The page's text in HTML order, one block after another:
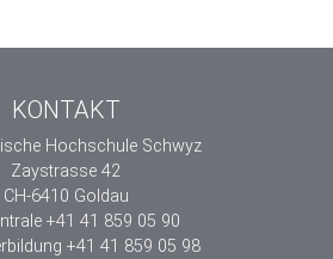
KONTAKT
Hochschule Schwyz
Zaystrasse 42
CH-6410 Goldau
+41 41 859 05 90
+41 41 859 05 98